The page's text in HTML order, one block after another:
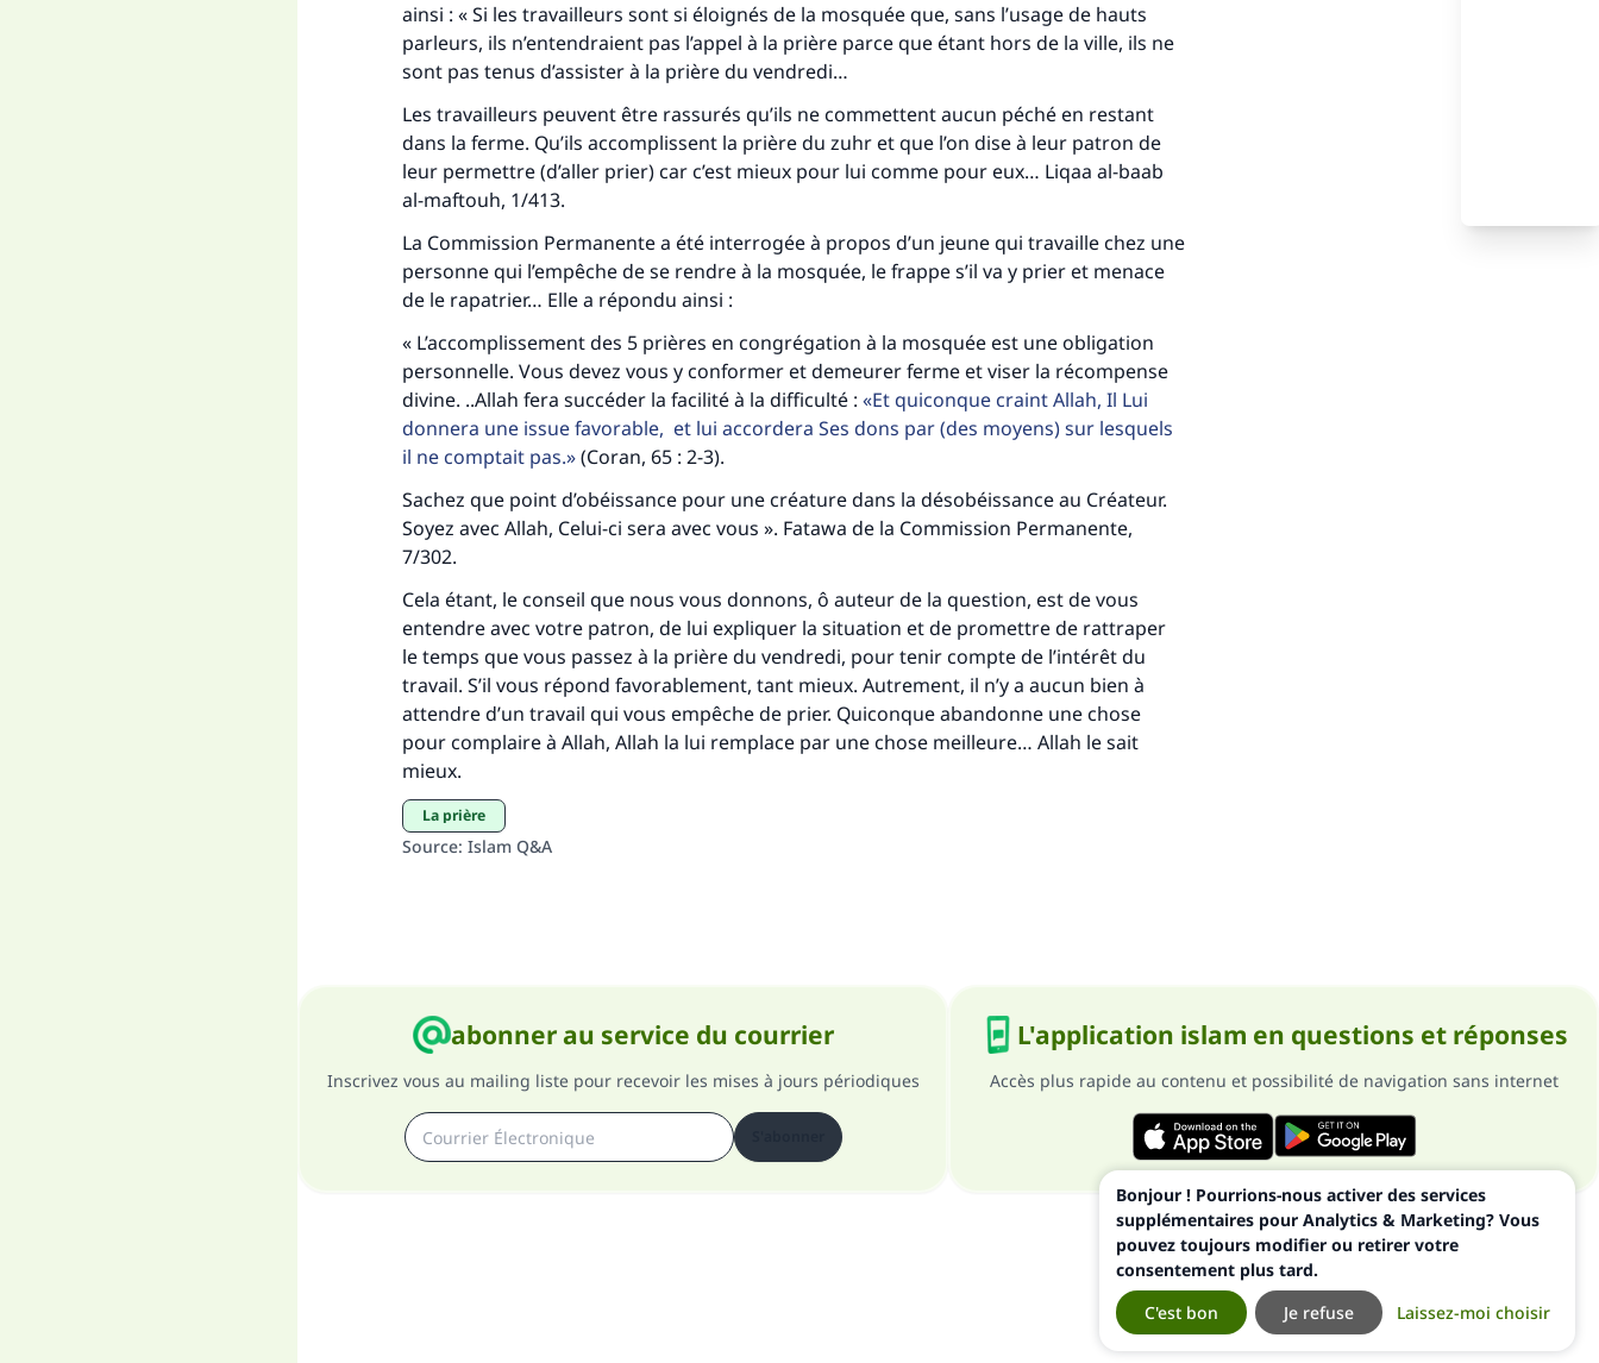
ainsi : « Si les travailleurs sont si éloignés de la mosquée que, sans l’usage de hauts
parleurs, ils n’entendraient pas l’appel à la prière parce que étant hors de la ville, ils ne
sont pas tenus d’assister à la prière du vendredi…
Les travailleurs peuvent être rassurés qu’ils ne commettent aucun péché en restant
dans la ferme. Qu’ils accomplissent la prière du zuhr et que l’on dise à leur patron de
leur permettre (d’aller prier) car c’est mieux pour lui comme pour eux… Liqaa al-baab
al-maftouh, 1/413.
La Commission Permanente a été interrogée à propos d’un jeune qui travaille chez une
personne qui l’empêche de se rendre à la mosquée, le frappe s’il va y prier et menace
de le rapatrier… Elle a répondu ainsi :
« L’accomplissement des 5 prières en congrégation à la mosquée est une obligation
personnelle. Vous devez vous y conformer et demeurer ferme et viser la récompense
divine. ..Allah fera succéder la facilité à la difficulté :
Et quiconque craint Allah, Il Lui
donnera une issue favorable, et lui accordera Ses dons par (des moyens) sur lesquels
il ne comptait pas. (Coran, 65 : 2-3).
Sachez que point d’obéissance pour une créature dans la désobéissance au Créateur.
Soyez avec Allah, Celui-ci sera avec vous ». Fatawa de la Commission Permanente,
7/302.
Cela étant, le conseil que nous vous donnons, ô auteur de la question, est de vous
entendre avec votre patron, de lui expliquer la situation et de promettre de rattraper
le temps que vous passez à la prière du vendredi, pour tenir compte de l’intérêt du
travail. S’il vous répond favorablement, tant mieux. Autrement, il n’y a aucun bien à
attendre d’un travail qui vous empêche de prier. Quiconque abandonne une chose
pour complaire à Allah, Allah la lui remplace par une chose meilleure… Allah le sait
mieux.
La prière
Source: Islam Q&A
abonner au service du courrier
Inscrivez vous au mailing liste pour recevoir les mises à jours périodiques
L'application islam en questions et réponses
Accès plus rapide au contenu et possibilité de navigation sans internet
Faites une différence dans la vie de millions de
personnes grâce à votre contribution
Aidez nous à apporter des réponses.
Le Messager d'Allah (Paix sur lui) a dit:
"Celui qui indique une bonne action obtient la même récompense
que celui qui le fait."
(MOUSLIM 1893)
Soutenez IslamQA
Bonjour ! Pourrions-nous activer des services
supplémentaires pour Analytics & Marketing? Vous
pouvez toujours modifier ou retirer votre
consentement plus tard.
Laissez-moi choisir
Je refuse
C'est bon